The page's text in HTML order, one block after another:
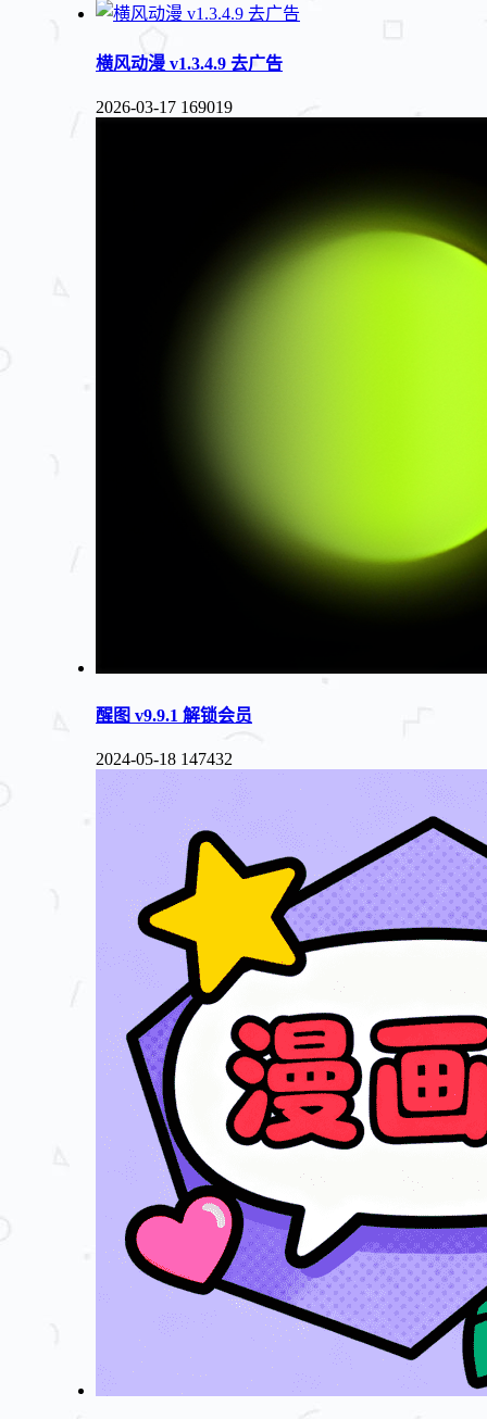
横风动漫 v1.3.4.9 去广告
2026-03-17 169019
醒图 v9.9.1 解锁会员
2024-05-18 147432